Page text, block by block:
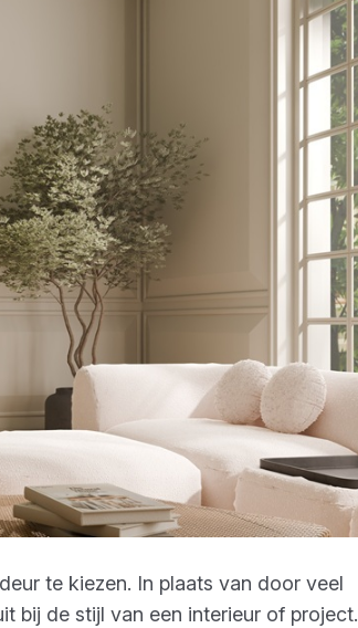
te kiezen. In plaats van door veel
bij de stijl van een interieur of project.